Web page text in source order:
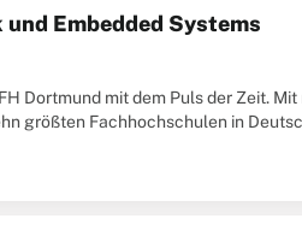
Embedded Systems
Dortmund mit dem Puls der Zeit.
größten Fachhochschulen in